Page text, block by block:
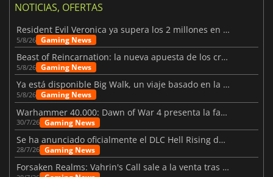
NOTICIAS, OFERTAS
Resident Evil Veronica ya supera los 2 millones en listas de deseados
5/8/26 Gaming News
Beast of Reincarnation: la nueva apuesta de los creadores de Pokémon
5/8/26 Gaming News
Ya está disponible Big Walk, un viaje basado en la amistad
5/8/26 Gaming News
Warhammer 40.000: Dawn of War 4 presenta la facción de los Necrones
30/7/26 Gaming News
Se ha anunciado oficialmente el DLC Hell Rising de Nioh 3
28/7/26 Gaming News
Forsaken Realms: Vahrin's Call sale a la venta tras una década